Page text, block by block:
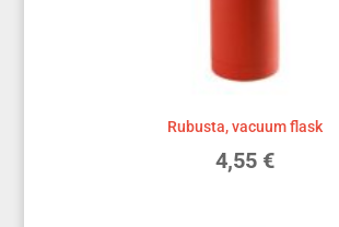
Rubusta, vacuum flask
4,55 €